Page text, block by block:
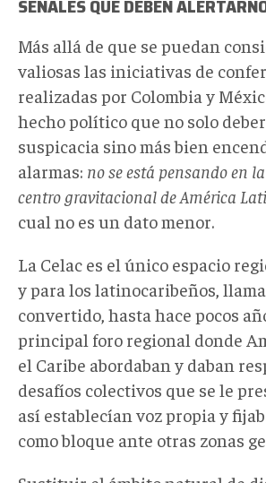
SEÑALES QUE DEBEN
Más allá de que se puedan
valiosas las iniciativas de
realizadas por Colombia y
hecho político que no solo
suspicacia sino más bien
alarmas: no se está pensando en
centro gravitacional de América
cual no es un dato menor.
La Celac es el único espacio
y para los latinocaribeños,
convertido, hasta hace pocos
principal foro regional donde
el Caribe abordaban y daban
desafíos colectivos que se le
así establecían voz propia y
como bloque ante otras zonas